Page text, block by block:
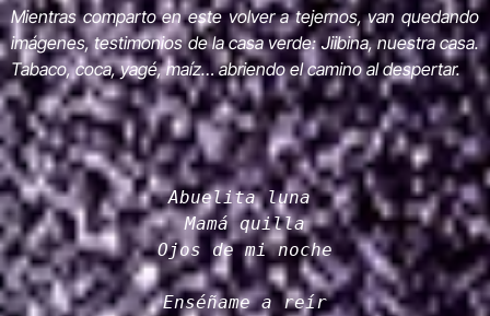
Mientras comparto en este volver a tejernos, van quedando
imágenes, testimonios de la casa verde: Jiibina, nuestra casa.
Tabaco, coca, yagé, maíz… abriendo el camino al despertar.
Abuelita luna
Mamá quilla
Ojos de mi noche
Enséñame a reír